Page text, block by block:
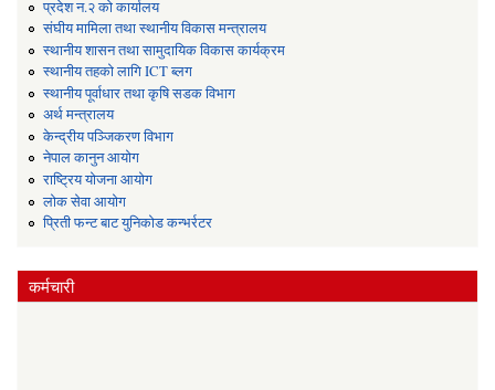
प्रदेश न.२ को कार्यालय
संघीय मामिला तथा स्थानीय विकास मन्त्रालय
स्थानीय शासन तथा सामुदायिक विकास कार्यक्रम
स्थानीय तहको लागि ICT ब्लग
स्थानीय पूर्वाधार तथा कृषि सडक विभाग
अर्थ मन्त्रालय
केन्द्रीय पञ्जिकरण विभाग
नेपाल कानुन आयोग
राष्ट्रिय योजना आयोग
लोक सेवा आयोग
प्रिती फन्ट बाट युनिकोड कन्भर्रटर
कर्मचारी